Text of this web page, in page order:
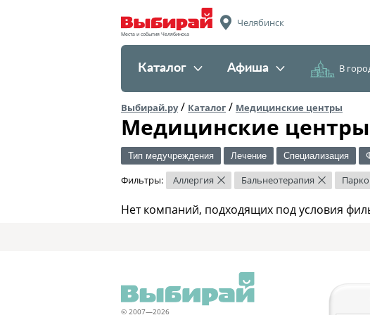
Места и события Челябинска
Челябинск
Каталог Афиша В
Выбирай.ру/ Каталог / Медицинские центры
Медицинские
Тип медучреждения Лечение Специализация
Фильтры: Аллергия × Бальнеотерапия ×
Нет компаний, подходящих под условия
© 2007—2026